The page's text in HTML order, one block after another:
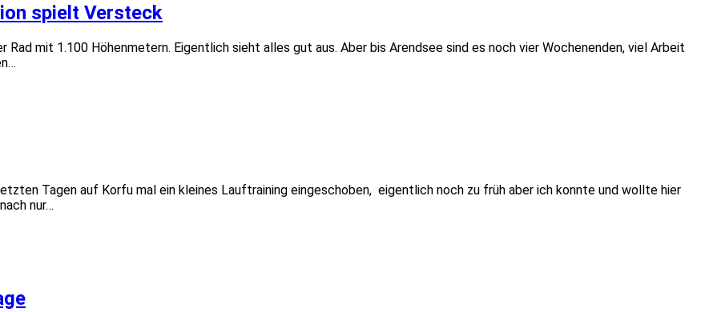
spielt Versteck
mit 1.100 Höhenmetern. Eigentlich sieht alles gut aus. Aber bis Arendsee sind es noch vier Wochenenden, viel Arbeit
Tagen auf Korfu mal ein kleines Lauftraining eingeschoben, eigentlich noch zu früh aber ich konnte und wollte hier
nur…